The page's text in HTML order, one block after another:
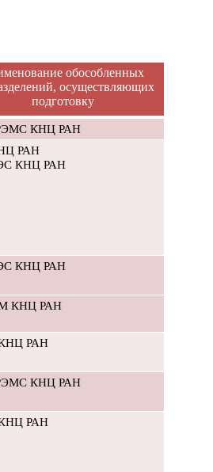
обособленных
осуществляющих
подготовку
КНЦ РАН
РАН
КНЦ РАН
КНЦ РАН
КНЦ РАН
РАН
КНЦ РАН
РАН